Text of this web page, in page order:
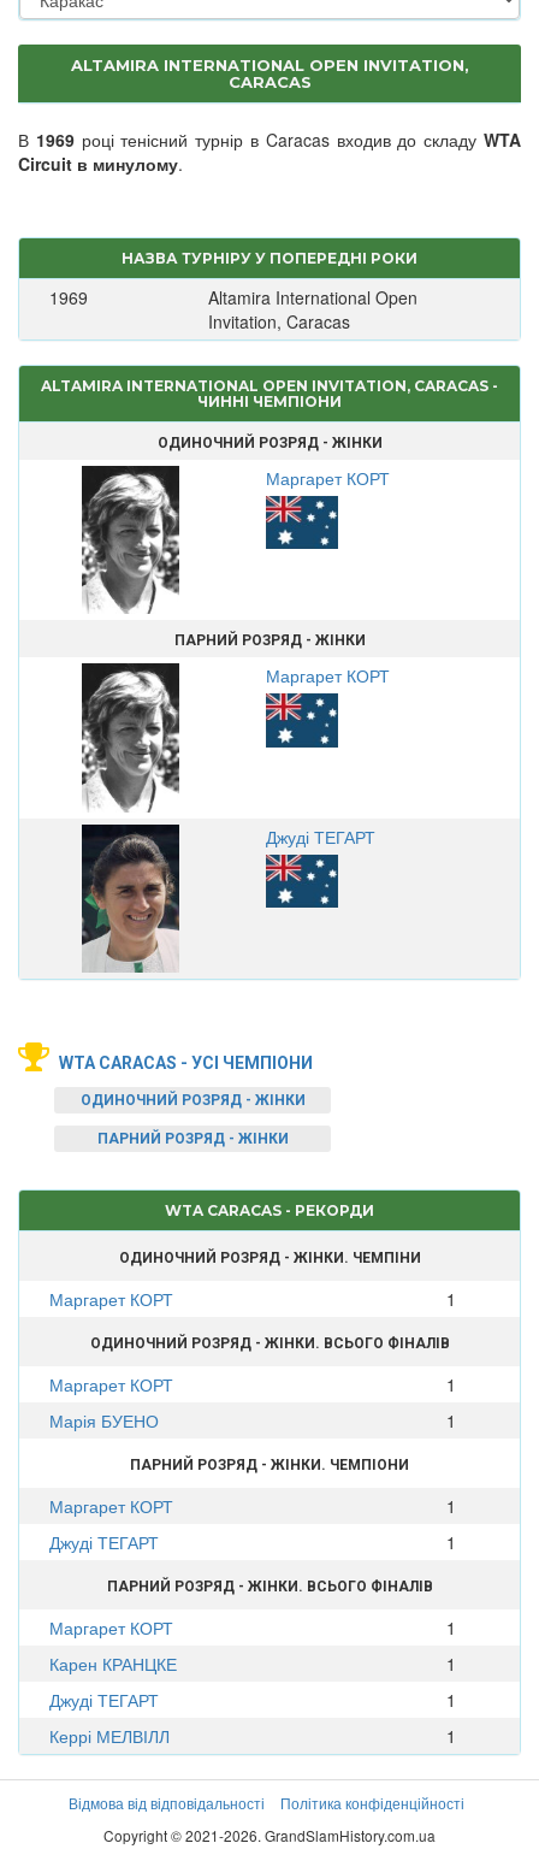
ALTAMIRA INTERNATIONAL OPEN INVITATION,
CARACAS
В 1969році тенісний турнір в Caracas входив до складуWTA
Circuit в минулому.
НАЗВА ТУРНІРУ У ПОПЕРЕДНІ РОКИ
1969
Altamira International Open
Invitation, Caracas
ALTAMIRA INTERNATIONAL OPEN INVITATION, CARACAS -
ЧИННІ ЧЕМПІОНИ
ОДИНОЧНИЙ РОЗРЯД - ЖІНКИ
Маргарет КОРТ
ПАРНИЙ РОЗРЯД - ЖІНКИ
Маргарет КОРТ
Джуді ТЕГАРТ
WTA CARACAS - УСІ ЧЕМПІОНИ
ОДИНОЧНИЙ РОЗРЯД - ЖІНКИ
ПАРНИЙ РОЗРЯД - ЖІНКИ
WTA CARACAS - РЕКОРДИ
ОДИНОЧНИЙ РОЗРЯД - ЖІНКИ. ЧЕМПІНИ
Маргарет КОРТ 1
ОДИНОЧНИЙ РОЗРЯД - ЖІНКИ. ВСЬОГО ФІНАЛІВ
Маргарет КОРТ
1
Марія БУЕНО
1
ПАРНИЙ РОЗРЯД - ЖІНКИ. ЧЕМПІОНИ
Маргарет КОРТ
1
Джуді ТЕГАРТ
1
ПАРНИЙ РОЗРЯД - ЖІНКИ. ВСЬОГО ФІНАЛІВ
Маргарет КОРТ
1
Карен КРАНЦКЕ
1
Джуді ТЕГАРТ
1
Керрі МЕЛВІЛЛ
1
Відмова від відповідальності
Політика конфіденційності
Copyright © 2021-2026. GrandSlamHistory.com.ua